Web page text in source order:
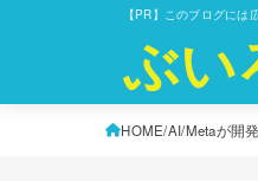
【PR】このブログには
ぶい
HOME AI Metaが開